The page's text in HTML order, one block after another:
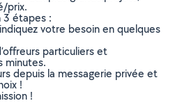
prix.
3 étapes :
votre besoin en quelques
particuliers et
minutes.
depuis la messagerie privée et
!
!